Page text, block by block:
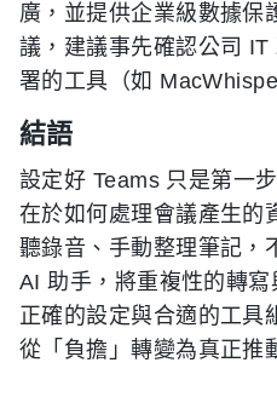
廣，並提供企業級數據保
議，建議事先確認公司
署的工具（如
結語
設定好 Teams 只是第一
在於如何處理會議產生的
聽錄音、手動整理筆記，
AI 助手，將重複性的轉
正確的設定與合適的工具
從「負擔」轉變為真正推